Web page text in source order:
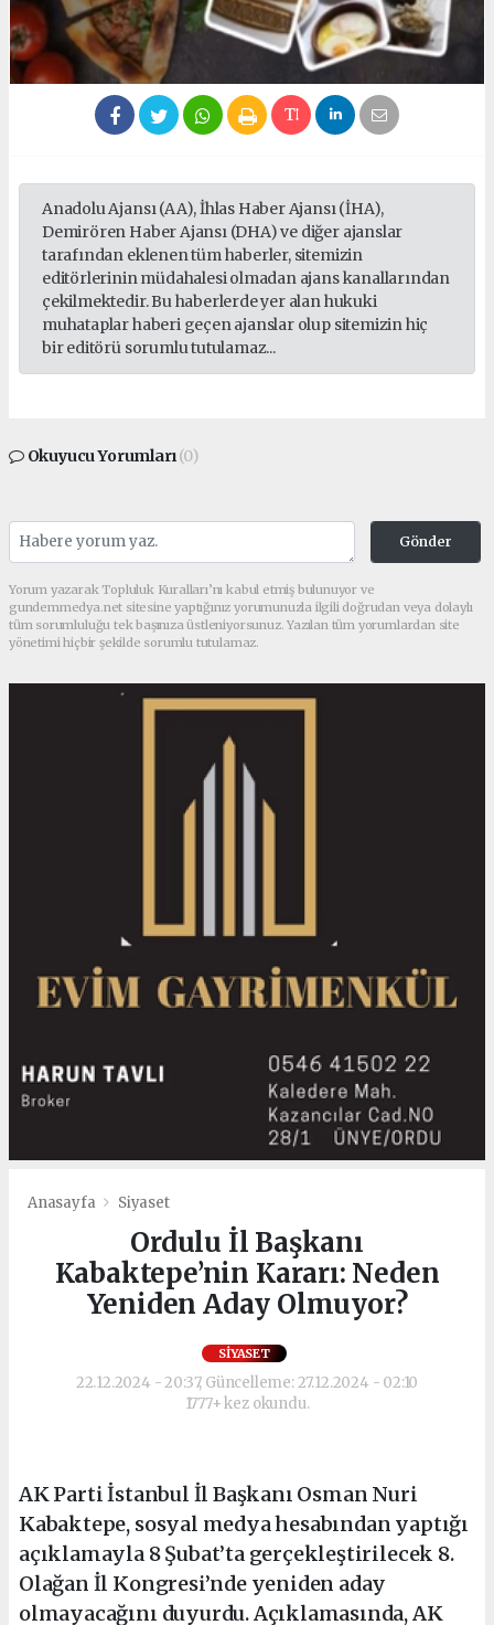
Anadolu Ajansı (AA), İhlas Haber Ajansı (İHA),
Demirören Haber Ajansı (DHA) ve diğer ajanslar
tarafından eklenen tüm haberler, sitemizin
editörlerinin müdahalesi olmadan ajans kanallarından
çekilmektedir. Bu haberlerde yer alan hukuki
muhataplar haberi geçen ajanslar olup sitemizin hiç
bir editörü sorumlu tutulamaz...
Okuyucu Yorumları(0)
Gönder
Yorum yazarak Topluluk Kuralları’nı kabul etmiş bulunuyor ve
gundemmedya.net sitesine yaptığınız yorumunuzla ilgili doğrudan veya dolaylı
tüm sorumluluğu tek başınıza üstleniyorsunuz. Yazılan tüm yorumlardan site
yönetimi hiçbir şekilde sorumlu tutulamaz.
Anasayfa Siyaset
Ordulu İl Başkanı
Kabaktepe’nin Kararı: Neden
Yeniden Aday Olmuyor?
SIYASET
22.12.2024 - 20:37, Güncelleme: 27.12.2024 - 02:10
1777+ kez okundu.
AK Parti İstanbul İl Başkanı Osman Nuri
Kabaktepe, sosyal medya hesabından yaptığı
açıklamayla 8 Şubat’ta gerçekleştirilecek 8.
Olağan İl Kongresi’nde yeniden aday
olmayacağını duyurdu. Açıklamasında, AK